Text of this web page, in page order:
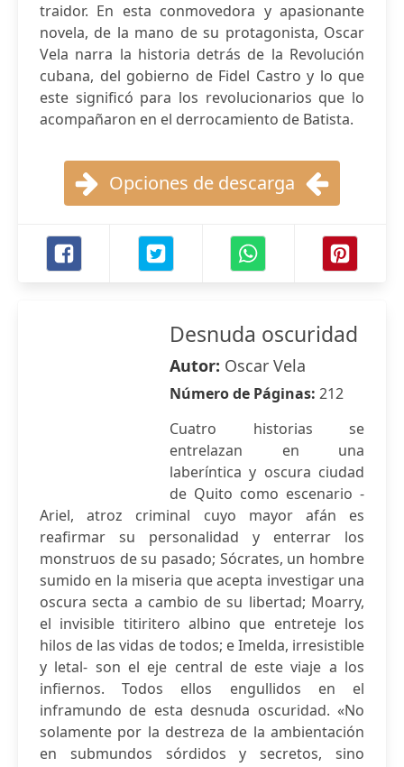
traidor. En esta conmovedora y apasionante
novela, de la mano de su protagonista, Oscar
Vela narra la historia detrás de la Revolución
cubana, del gobierno de Fidel Castro y lo que
este significó para los revolucionarios que lo
acompañaron en el derrocamiento de Batista.
Opciones de descarga
Desnuda oscuridad
Autor: Oscar Vela
Número de Páginas: 212
Cuatro historias se
entrelazan en una
laberíntica y oscura ciudad
de Quito como escenario -
Ariel, atroz criminal cuyo mayor afán es
reafirmar su personalidad y enterrar los
monstruos de su pasado; Sócrates, un hombre
sumido en la miseria que acepta investigar una
oscura secta a cambio de su libertad; Moarry,
el invisible titiritero albino que entreteje los
hilos de las vidas de todos; e Imelda, irresistible
y letal- son el eje central de este viaje a los
infiernos. Todos ellos engullidos en el
inframundo de esta desnuda oscuridad. «No
solamente por la destreza de la ambientación
en submundos sórdidos y secretos, sino